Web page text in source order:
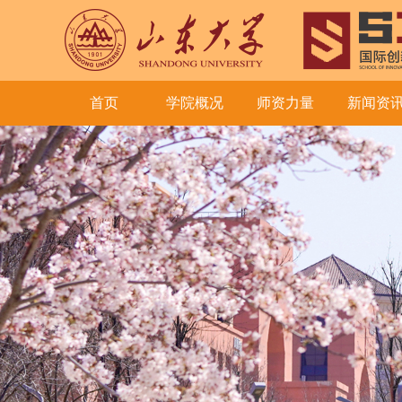
首页 学院概况 师资力量 新闻资